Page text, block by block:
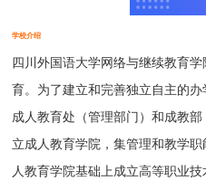
学校介绍
四川外国语大学网络与继续教育
育。为了建立和完善独立自主的
成人教育处（管理部门）和成教
立成人教育学院，集管理和教学
人教育学院基础上成立高等职业